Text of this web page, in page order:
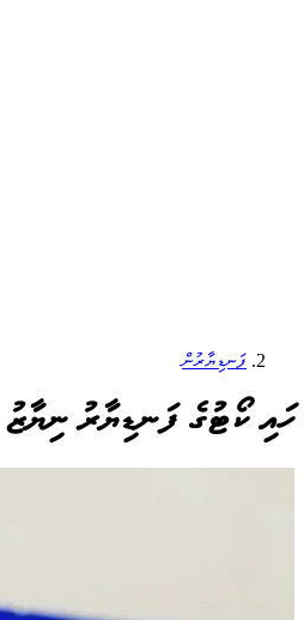
ފަނޑިޔާރުން
ހައި ކޯޓުގެ ފަނޑިޔާރު